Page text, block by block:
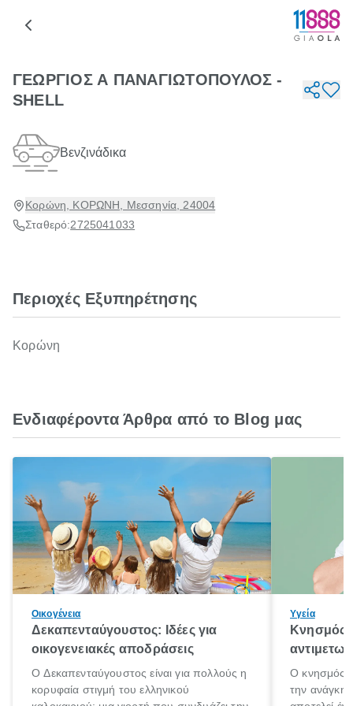
ΓΕΩΡΓΙΟΣ Α ΠΑΝΑΓΙΩΤΟΠΟΥΛΟΣ -
SHELL
Βενζινάδικα
Κορώνη, ΚΟΡΩΝΗ, Μεσσηνία, 24004
Σταθερό:2725041033
Περιοχές Εξυπηρέτησης
Κορώνη
Ενδιαφέροντα Άρθρα από το Blog μας
Οικογένεια
Δεκαπενταύγουστος: Ιδέες για
οικογενειακές αποδράσεις
Ο Δεκαπενταύγουστος είναι για πολλούς η
κορυφαία στιγμή του ελληνικού
Υγεία
Κνησμός:
Ο κνησμός
την ανάγκη